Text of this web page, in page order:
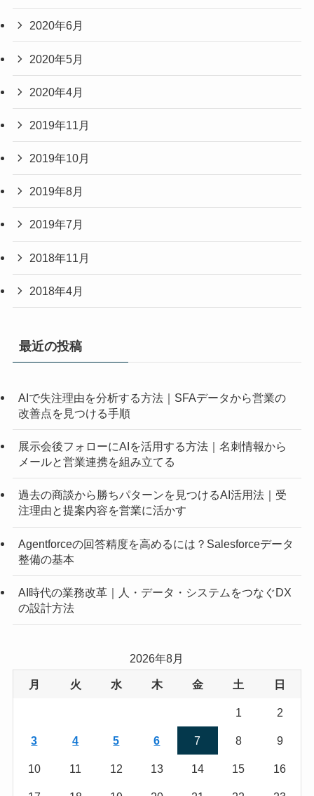
2020年6月
2020年5月
2020年4月
2019年11月
2019年10月
2019年8月
2019年7月
2018年11月
2018年4月
最近の投稿
AIで失注理由を分析する方法｜SFAデータから営業の
改善点を見つける手順
展示会後フォローにAIを活用する方法｜名刺情報から
メールと営業連携を組み立てる
過去の商談から勝ちパターンを見つけるAI活用法｜受
注理由と提案内容を営業に活かす
Agentforceの回答精度を高めるには？Salesforceデータ
整備の基本
AI時代の業務改革｜人・データ・システムをつなぐDX
の設計方法
2026年8月
月 火 水 木 金 土 日
1 2
3 4 5 6 7 8 9
10 11 12 13 14 15 16